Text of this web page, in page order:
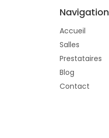
Navigation
Accueil
Salles
Prestataires
Blog
Contact